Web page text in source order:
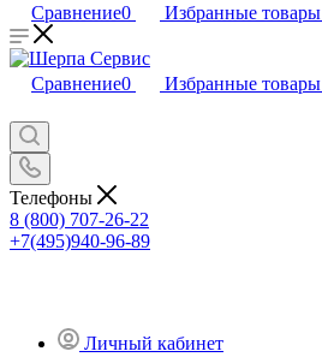
Сравнение0 Избранные товары
Сравнение0 Избранные товары
Телефоны
8 (800) 707-26-22
+7(495)940-96-89
Личный кабинет